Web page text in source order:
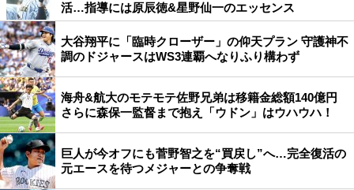
活…指導には原辰徳&星野仙一のエッセンス
大谷翔平に「臨時クローザー」の仰天プラン 守護神不
調のドジャースはWS3連覇へなりふり構わず
海舟&航大のモテモテ佐野兄弟は移籍金総額140億円
さらに森保一監督まで抱え「ウドン」はウハウハ！
巨人が今オフにも菅野智之を“買戻し”へ…完全復活の
元エースを待つメジャーとの争奪戦